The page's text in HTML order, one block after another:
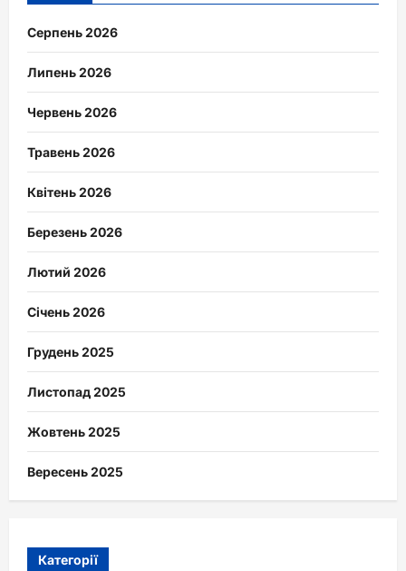
Серпень 2026
Липень 2026
Червень 2026
Травень 2026
Квітень 2026
Березень 2026
Лютий 2026
Січень 2026
Грудень 2025
Листопад 2025
Жовтень 2025
Вересень 2025
Категорії